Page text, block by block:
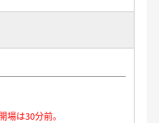
場は30分前。